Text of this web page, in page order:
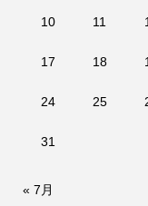
10 11
17 18
24 25
31
« 7月